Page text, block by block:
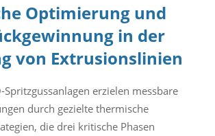
Optimierung und
in der
von Extrusionslinien
Spritzgussanlagen erzielen messbare
durch gezielte thermische
die drei kritische Phasen